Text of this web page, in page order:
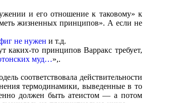
и его отношение к таковому» к
жизненных принципов». А если не
не нужен и т.д.
каких-то принципов Варракс требует,
муд…»,.
соответствовала действительности
термодинамики, выведенные в то
должен быть атеистом — а потом